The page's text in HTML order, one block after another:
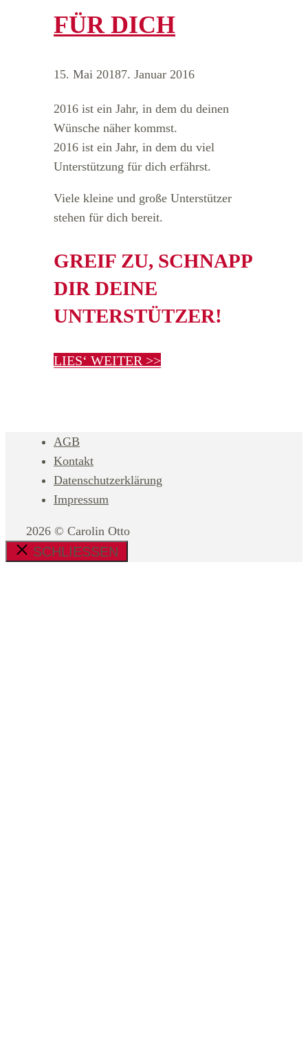
FÜR DICH
15. Mai 20187. Januar 2016
2016 ist ein Jahr, in dem du deinen
Wünsche näher kommst.
2016 ist ein Jahr, in dem du viel
Unterstützung für dich erfährst.
Viele kleine und große Unterstützer
stehen für dich bereit.
GREIF ZU, SCHNAPP
DIR DEINE
UNTERSTÜTZER!
LIES‘ WEITER >>
AGB
Kontakt
Datenschutzerklärung
Impressum
2026 © Carolin Otto
SCHLIESSEN